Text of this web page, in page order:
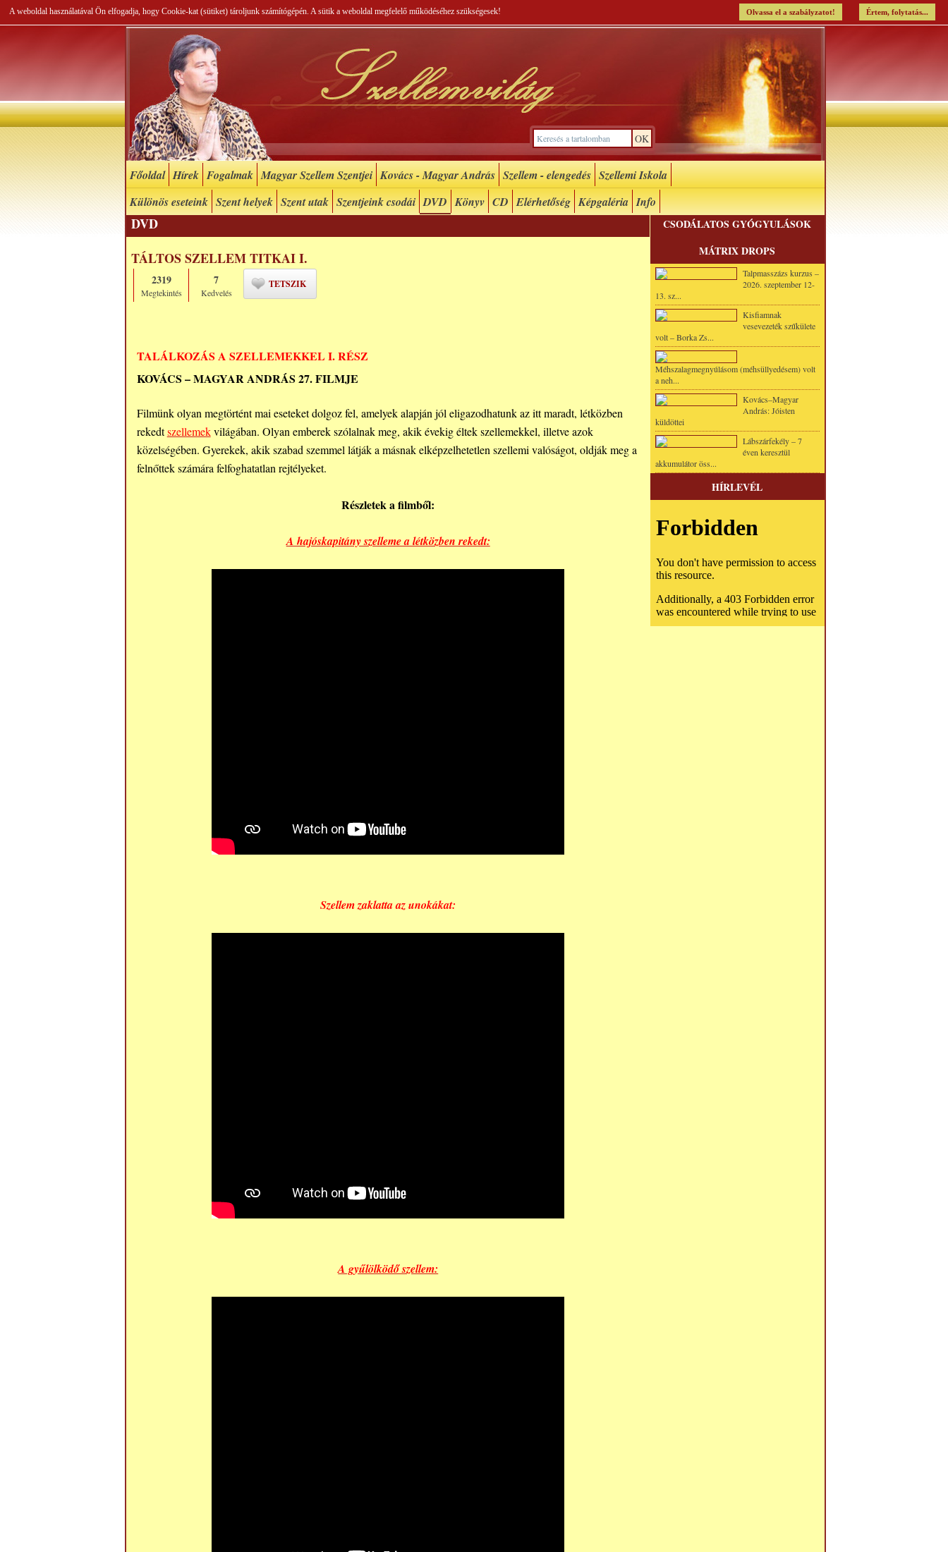
A weboldal használatával Ön elfogadja, hogy Cookie-kat (sütiket) tároljunk számítógépén. A sütik a weboldal megfelelő működéséhez szükségesek! Olvassa el a szabályzatot! Értem, folytatás...
Főoldal Hírek Fogalmak Magyar Szellem Szentjei Kovács - Magyar András Szellem - elengedés Szellemi Iskola
Különös eseteink Szent helyek Szent utak Szentjeink csodái DVD Könyv CD Elérhetőség Képgaléria Info
DVD
TÁLTOS SZELLEM TITKAI I.
2319
Megtekintés
7
Kedvelés
TETSZIK
TALÁLKOZÁS A SZELLEMEKKEL I. RÉSZ
KOVÁCS – MAGYAR ANDRÁS 27. FILMJE
Filmünk olyan megtörtént mai eseteket dolgoz fel, amelyek alapján jól eligazodhatunk az itt maradt, létközben
rekedtszellemekvilágában. Olyan emberek szólalnak meg, akik évekig éltek szellemekkel, illetve azok
közelségében. Gyerekek, akik szabad szemmel látják a másnak elképzelhetetlen szellemi valóságot, oldják meg a
felnőttek számára felfoghatatlan rejtélyeket.
Részletek a filmből:
A hajóskapitány szelleme a létközben rekedt:
Szellem zaklatta az unokákat:
A gyűlölködő szellem:
CSODÁLATOS GYÓGYULÁSOK
MÁTRIX DROPS
Talpmasszázs kurzus –
2026. szeptember 12-
13. sz...
Kisfiamnak
vesevezeték szűkülete
volt – Borka Zs...
Méhszalagmegnyúlásom (méhsüllyedésem) volt
a neh...
Kovács–Magyar
András: Jóisten
küldöttei
Lábszárfekély – 7
éven keresztül
akkumulátor öss...
HÍRLEVÉL